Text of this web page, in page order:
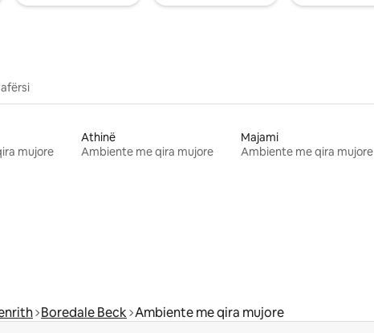
mujore
Athinë
Ambiente me qira mujore
Majami
Ambiente me qira mujore
Boredale Beck Ambiente me qira mujore